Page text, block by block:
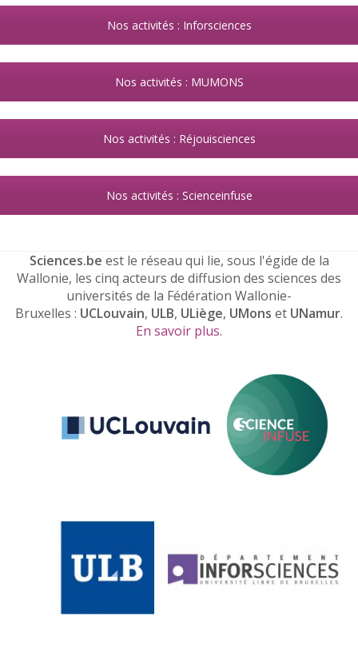
Nos activités : Inforsciences
Nos activités : MUMONS
Nos activités : Réjouisciences
Nos activités : Scienceinfuse
Sciences.be est le réseau qui lie, sous l'égide de la
Wallonie, les cinq acteurs de diffusion des sciences des
universités de la Fédération Wallonie-
Bruxelles : UCLouvain, ULB, ULiège, UMons et UNamur.
En savoir plus.